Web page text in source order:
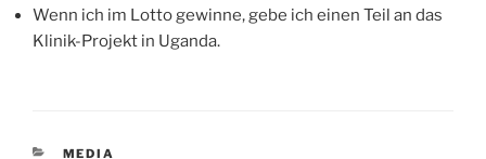
Wenn ich im Lotto gewinne, gebe ich einen Teil an das
Klinik-Projekt in Uganda.
CATEGORIES
MEDIA